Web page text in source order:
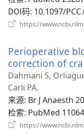
DOI码‎: 10.1097/
https://
Perioperative
correction of
Dahmani S,
Carli PA.
来源‎: Br J Anaesth
检索‎: PubMed
https://